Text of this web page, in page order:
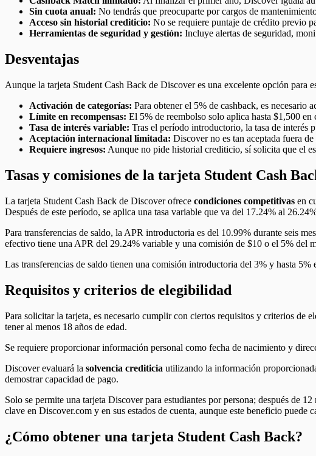
Sin cuota anual: No tendrás que preocuparte por cargos de
Acceso sin historial crediticio: No se requiere puntaje de crédito previo
Herramientas de seguridad y gestión: Incluye alertas de seguridad,
Desventajas
Aunque la tarjeta Student Cash Back de Discover es una excelente opción para
Activación de categorías: Para obtener el 5% de cashback, es necesario
Límite en recompensas: El 5% de reembolso solo aplica hasta $1,500
Tasa de interés variable: Tras el período introductorio, la tasa de interés
Aceptación internacional limitada: Discover no es tan aceptada fuera
Requiere ingresos: Aunque no pide historial crediticio, sí solicita que el
Tasas y comisiones de la tarjeta Student Cash
La tarjeta Student Cash Back de Discover ofrece condiciones competitivas en
Después de este período, se aplica una tasa variable que va del 17.24% al
Para transferencias de saldo, la APR introductoria es del 10.99% durante seis
efectivo tiene una APR del 29.24% variable y una comisión de $10 o el 5% del
Las transferencias de saldo tienen una comisión introductoria del 3% y hasta
Requisitos y criterios de elegibilidad
Para solicitar la tarjeta, es necesario cumplir con ciertos requisitos y criterios de
tener al menos 18 años de edad.
Se requiere proporcionar información personal como fecha de nacimiento y
Discover evaluará la solvencia crediticia utilizando la información
demostrar capacidad de pago.
Solo se permite una tarjeta Discover para estudiantes por persona; después de
clave en Discover.com y en sus estados de cuenta, aunque este beneficio puede
¿Cómo obtener una tarjeta Student Cash Back?